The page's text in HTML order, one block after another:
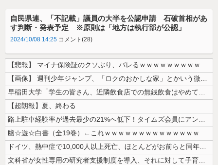
自民県連、「不記載」議員の大半を公認申請 石破首相があ
す判断・発表予定 ※原則は「地方は執行部が公認」
2024/10/08 14:25 コメント(28)
【悲報】 マイナ保険証のクソぶり、バレるｗｗｗｗｗｗｗｗｗ
【画像】 週刊少年ジャンプ、「ロクのおかしな家」とかいう微妙な漫画を巻...
早稲田大学「学生の皆さん、近隣飲食店での無銭飲食はやめてください」
【超朗報】夏、終わる
路上駐車経験率が過去最少の21%へ低下！タイムズ会員にアンケート
幽☆遊☆白書（全19巻）←これｗｗｗｗｗｗｗｗｗｗｗｗｗｗ
ドイツ、熱中症で10,000人以上死亡、ほとんどがお前らと同年代で若者...
文科省が女性専用の研究者支援制度を導入、それに対して子育て負担に苦しむ...